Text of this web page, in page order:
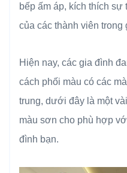
bếp ấm áp, kích thích
của các thành viên trong
Hiện nay, các gia đình
cách phối màu có các
trung, dưới đây là một
màu sơn cho phù hợp
đình bạn.